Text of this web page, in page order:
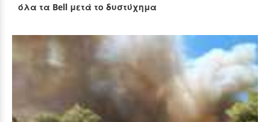
όλα τα Bell μετά το δυστύχημα